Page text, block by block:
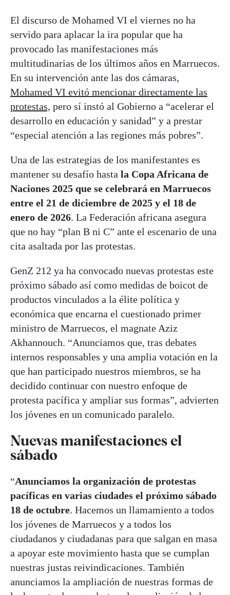
El discurso de Mohamed VI el viernes no ha
servido para aplacar la ira popular que ha
provocado las manifestaciones más
multitudinarias de los últimos años en Marruecos.
En su intervención ante las dos cámaras,
Mohamed VI evitó mencionar directamente las
protestas, pero sí instó al Gobierno a “acelerar el
desarrollo en educación y sanidad” y a prestar
“especial atención a las regiones más pobres”.
Una de las estrategias de los manifestantes es
mantener su desafío hasta la Copa Africana de
Naciones 2025 que se celebrará en Marruecos
entre el 21 de diciembre de 2025 y el 18 de
enero de 2026. La Federación africana asegura
que no hay “plan B ni C” ante el escenario de una
cita asaltada por las protestas.
GenZ 212 ya ha convocado nuevas protestas este
próximo sábado así como medidas de boicot de
productos vinculados a la élite política y
económica que encarna el cuestionado primer
ministro de Marruecos, el magnate Aziz
Akhannouch. “Anunciamos que, tras debates
internos responsables y una amplia votación en la
que han participado nuestros miembros, se ha
decidido continuar con nuestro enfoque de
protesta pacífica y ampliar sus formas”, advierten
los jóvenes en un comunicado paralelo.
Nuevas manifestaciones el
sábado
“Anunciamos la organización de protestas
pacíficas en varias ciudades el próximo sábado
18 de octubre. Hacemos un llamamiento a todos
los jóvenes de Marruecos y a todos los
ciudadanos y ciudadanas para que salgan en masa
a apoyar este movimiento hasta que se cumplan
nuestras justas reivindicaciones. También
anunciamos la ampliación de nuestras formas de